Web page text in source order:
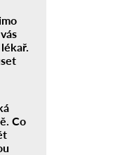
Co